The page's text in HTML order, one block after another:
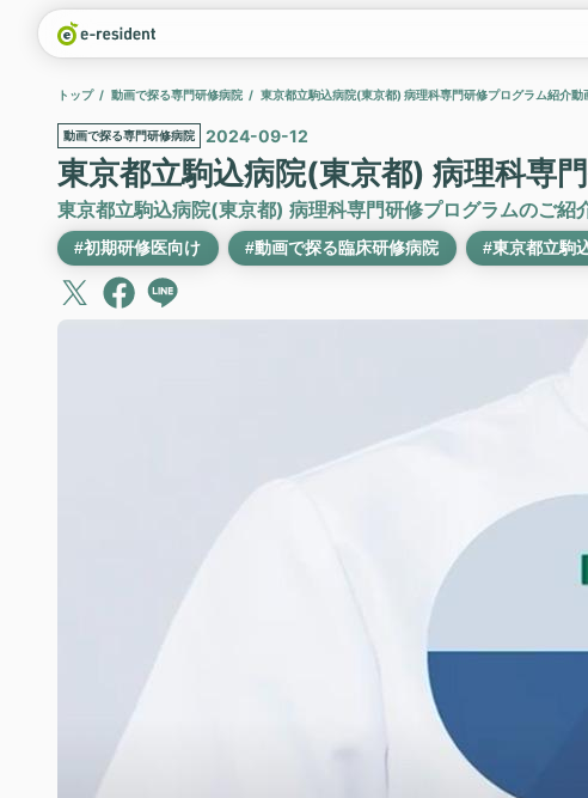
トップ 動画で探る専門研修病院 東京都立駒込病院(東京都) 病理科専門研修プログラム紹介
動画で探る専門研修病院 2024-09-12
東京都立駒込病院(東京都) 病理科専
東京都立駒込病院(東京都) 病理科専門研修プログラムのご紹
#初期研修医向け #動画で探る臨床研修病院 #東京都立駒